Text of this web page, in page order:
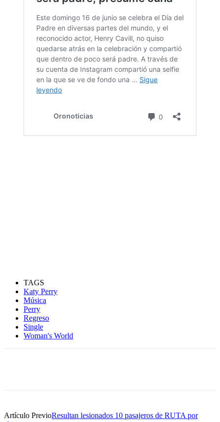
TAGS
Katy Perry
Música
Perry
Regreso
Single
Woman's World
Artículo PrevioResultan lesionados 10 pasajeros de RUTA por